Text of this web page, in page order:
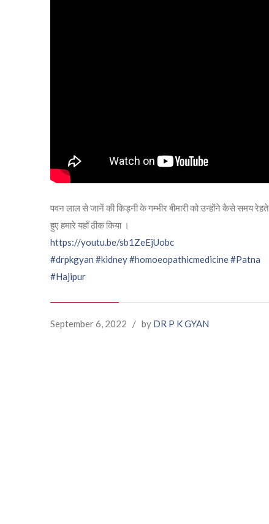
पवन लाल से जानें की किड्नी के गम्भीर बीमारी को उन्होंने कैसे समय रेहते
हुए हमारे यहाँ ठीक किया ।
https://youtu.be/sb1ZeEjUobc
#drpkgyan #kidney#homoeopathicmedicine#Patna
#Hajipur
September 6, 2022 / by DR P K GYAN